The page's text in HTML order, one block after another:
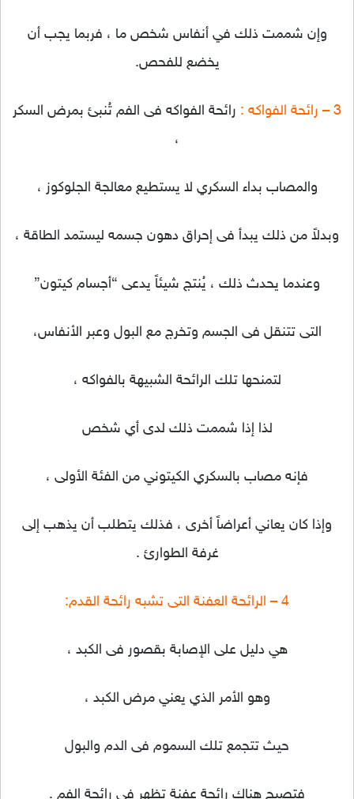
وإن شممت ذلك في أنفاس شخص ما ، فربما يجب أن
يخضع للفحص.
3 – رائحة الفواكه :
رائحة الفواكه فى الفم تُنبئ بمرض السكر
،
والمصاب بداء السكري لا يستطيع معالجة الجلوكوز ،
وبدلاً من ذلك يبدأ فى إحراق دهون جسمه ليستمد الطاقة ،
وعندما يحدث ذلك ، يُنتج شيئاً يدعى “أجسام كيتون”
التى تتنقل فى الجسم وتخرج مع البول وعبر الأنفاس،
لتمنحها تلك الرائحة الشبيهة بالفواكه ،
لذا إذا شممت ذلك لدى أي شخص
فإنه مصاب بالسكري الكيتوني من الفئة الأولى ،
وإذا كان يعاني أعراضاً أخرى ، فذلك يتطلب أن يذهب إلى
غرفة الطوارئ .
4 – الرائحة العفنة التى تشبه رائحة القدم:
هي دليل على الإصابة بقصور فى الكبد ،
وهو الأمر الذي يعني مرض الكبد ،
حيث تتجمع تلك السموم فى الدم والبول
فتصبح هناك رائحة عفنة تظهر في رائحة الفم .